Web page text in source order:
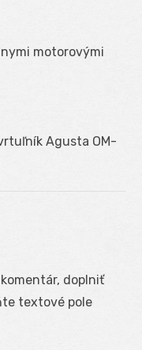
motorovými
Agusta OM-
doplniť
textové pole